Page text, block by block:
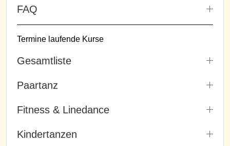
FAQ
Termine laufende Kurse
Gesamtliste
Paartanz
Fitness & Linedance
Kindertanzen